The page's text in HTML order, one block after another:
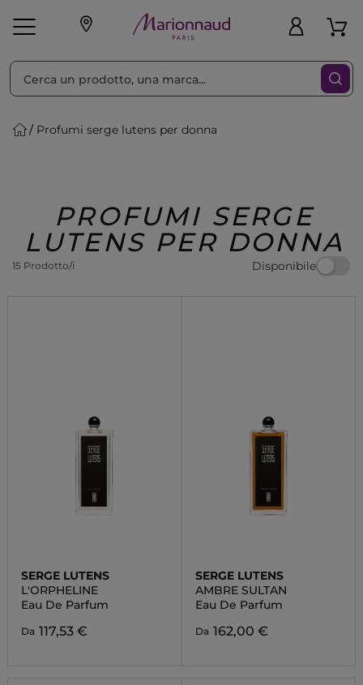
Make-up Profumi
Regalo
Profumi serge lutens per donna
PROFUMI SERGE
LUTENS PER DONNA
15 Prodotto/i Disponibile
Ordina per Filtra
SERGE LUTENS
L'ORPHELINE
Eau De Parfum
Da 117,53 €
SERGE LUTENS
AMBRE SULTAN
Eau De Parfum
Da 162,00 €